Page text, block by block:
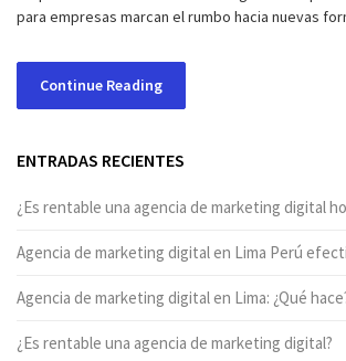
para empresas marcan el rumbo hacia nuevas
Continue Reading
ENTRADAS RECIENTES
¿Es rentable una agencia de marketing digital
Agencia de marketing digital en Lima Perú
Agencia de marketing digital en Lima: ¿Qué
¿Es rentable una agencia de marketing digital?